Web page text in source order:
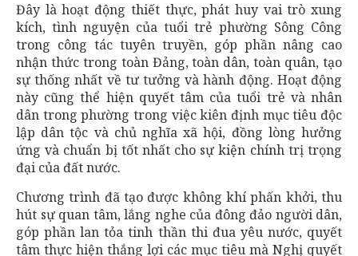
Đây là hoạt động thiết thực, phát huy vai trò xung
kích, tình nguyện của tuổi trẻ phường Sông Công
trong công tác tuyên truyền, góp phần nâng cao
nhận thức trong toàn Đảng, toàn dân, toàn quân, tạo
sự thống nhất về tư tưởng và hành động. Hoạt động
này cũng thể hiện quyết tâm của tuổi trẻ và nhân
dân trong phường trong việc kiên định mục tiêu độc
lập dân tộc và chủ nghĩa xã hội, đồng lòng hưởng
ứng và chuẩn bị tốt nhất cho sự kiện chính trị trọng
đại của đất nước.
Chương trình đã tạo được không khí phấn khởi, thu
hút sự quan tâm, lắng nghe của đông đảo người dân,
góp phần lan tỏa tinh thần thi đua yêu nước, quyết
tâm thực hiện thắng lợi các mục tiêu mà Nghị quyết